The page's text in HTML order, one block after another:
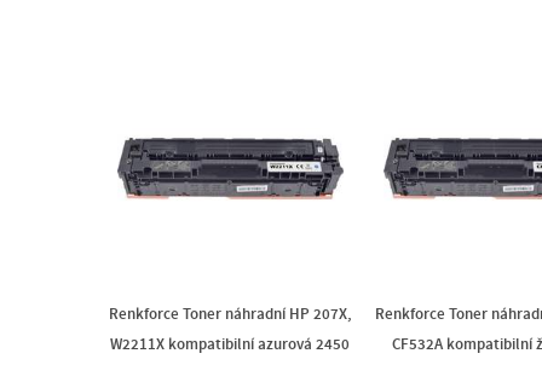
Renkforce Toner náhradní HP 207X,
W2211X kompatibilní azurová 2450
Renkforce Toner
CF532A kompatibilní